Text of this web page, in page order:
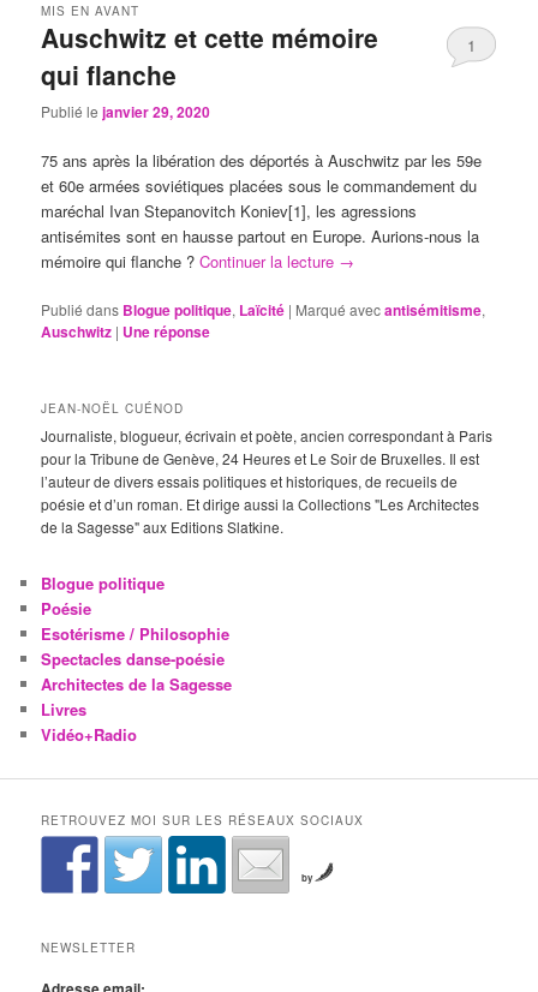
Auschwitz et cette mémoire
qui flanche
MIS EN AVANT
Publié lejanvier 29, 2020
1
75 ans après la libération des déportés à Auschwitz par les 59e
et 60e armées soviétiques placées sous le commandement du
maréchal Ivan Stepanovitch Koniev[1], les agressions
antisémites sont en hausse partout en Europe. Aurions-nous la
mémoire qui flanche ?Continuer la lecture →
Publié dans Blogue politique, Laïcité | Marqué avecantisémitisme,
Auschwitz | Uneréponse
JEAN-NOËL CUÉNOD
Journaliste, blogueur, écrivain et poète, ancien correspondant à Paris
pour la Tribune de Genève, 24 Heures et Le Soir de Bruxelles. Il est
l’auteur de divers essais politiques et historiques, de recueils de
poésie et d’un roman. Et dirige aussi la Collections "Les Architectes
de la Sagesse" aux Editions Slatkine.
Blogue politique
Poésie
Esotérisme / Philosophie
Spectacles danse-poésie
Architectes de la Sagesse
Livres
Vidéo+Radio
RETROUVEZ MOI SUR LES RÉSEAUX SOCIAUX
by
NEWSLETTER